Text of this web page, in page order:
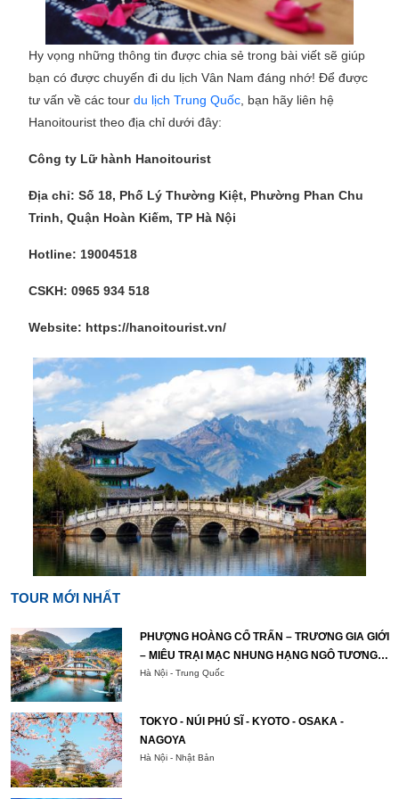
Hy vọng những thông tin được chia sẻ trong bài viết sẽ giúp
bạn có được chuyến đi du lịch Vân Nam đáng nhớ! Để được
tư vấn về các tour du lịch Trung Quốc , bạn hãy liên hệ
Hanoitourist theo địa chỉ dưới đây:
Công ty Lữ hành Hanoitourist
Địa chỉ: Số 18, Phố Lý Thường Kiệt, Phường Phan Chu
Trinh, Quận Hoàn Kiếm, TP Hà Nội
Hotline: 19004518
CSKH: 0965 934 518
Website: https://hanoitourist.vn/
TOUR MỚI NHẤT
PHƯỢNG HOÀNG CỔ TRẤN – TRƯƠNG GIA GIỚI
– MIÊU TRẠI MẠC NHUNG HẠNG NGÔ TƯƠNG
TÂY
Hà Nội - Trung Quốc
TOKYO - NÚI PHÚ SĨ - KYOTO - OSAKA -
NAGOYA
Hà Nội - Nhật Bản